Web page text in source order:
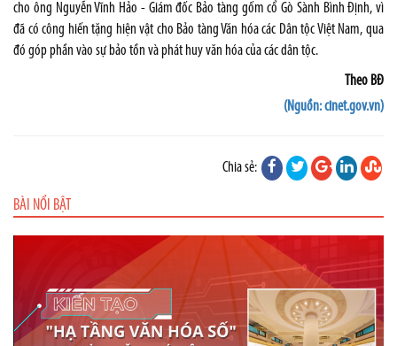
cho ông Nguyễn Vĩnh Hảo - Giám đốc Bảo tàng gốm cổ Gò Sành Bình Định, vì
đã có công hiến tặng hiện vật cho Bảo tàng Văn hóa các Dân tộc Việt Nam, qua
đó góp phần vào sự bảo tồn và phát huy văn hóa của các dân tộc.
Theo BĐ
(Nguồn: cinet.gov.vn)
Chia sẻ:
BÀI NỔI BẬT